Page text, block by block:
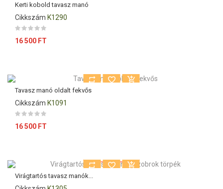
Kerti kobold tavasz manó
Cikkszám K1290
Ár
16 500 FT
Tavasz manó oldalt fekvős
Cikkszám K1091
Ár
16 500 FT
Virágtartós tavasz manók...